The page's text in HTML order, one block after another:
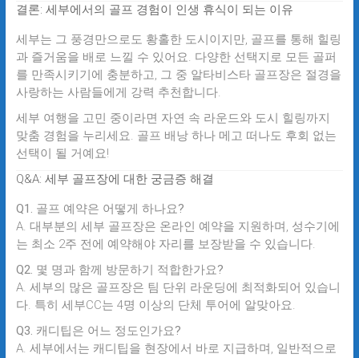
결론: 세부에서의 골프 경험이 인생 휴식이 되는 이유
세부는 그 풍경만으로도 황홀한 도시이지만, 골프를 통해 힐링
과 즐거움을 배로 느낄 수 있어요. 다양한 선택지로 모든 골퍼
를 만족시키기에 충분하고, 그 중 알타비스타 골프장은 절경을
사랑하는 사람들에게 강력 추천합니다.
세부 여행을 고민 중이라면 자연 속 라운드와 도시 힐링까지
맞춤 경험을 누리세요. 골프 배낭 하나 메고 떠나도 후회 없는
선택이 될 거예요!
Q&A: 세부 골프장에 대한 궁금증 해결
Q1. 골프 예약은 어떻게 하나요?
A. 대부분의 세부 골프장은 온라인 예약을 지원하며, 성수기에
는 최소 2주 전에 예약해야 자리를 보장받을 수 있습니다.
Q2. 몇 명과 함께 방문하기 적합한가요?
A. 세부의 많은 골프장은 팀 단위 라운딩에 최적화되어 있습니
다. 특히 세부CC는 4명 이상의 단체 투어에 알맞아요.
Q3. 캐디팁은 어느 정도인가요?
A. 세부에서는 캐디팁을 현장에서 바로 지급하며, 일반적으로